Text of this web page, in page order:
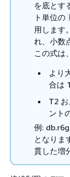
を底とす
ト単位の
用します
れ、小数
この式は
より
合は
T2
ント
例:
となりま
貫した増